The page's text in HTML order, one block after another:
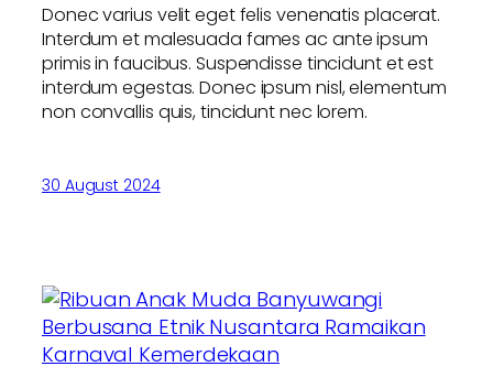
Donec varius velit eget felis venenatis placerat.
Interdum et malesuada fames ac ante ipsum
primis in faucibus. Suspendisse tincidunt et est
interdum egestas. Donec ipsum nisl, elementum
non convallis quis, tincidunt nec lorem.
30 August 2024